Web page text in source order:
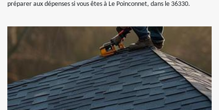
préparer aux dépenses si vous êtes à Le Poinconnet, dans le 36330.